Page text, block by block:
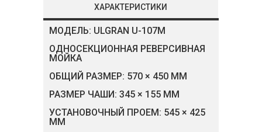
ХАРАКТЕРИСТИКИ
МОДЕЛЬ: ULGRAN U-107М
ОДНОСЕКЦИОННАЯ РЕВЕРСИВНАЯ
МОЙКА
ОБЩИЙ РАЗМЕР: 570 × 450 MM
РАЗМЕР ЧАШИ: 345 × 155 MM
УСТАНОВОЧНЫЙ ПРОЕМ: 545 × 425
MM